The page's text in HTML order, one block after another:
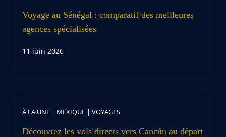
Voyage au Sénégal : comparatif des meilleures
agences spécialisées
11 juin 2026
À LA UNE | MEXIQUE | VOYAGES
Découvrez les vols directs vers Cancún au départ